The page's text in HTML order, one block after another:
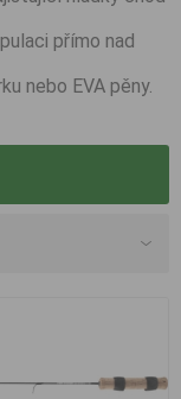
přímo nad
nebo EVA pěny.